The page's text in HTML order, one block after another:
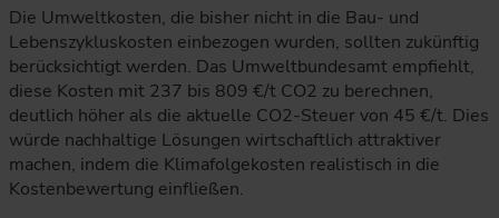
Die Umweltkosten, die bisher nicht in die Bau- und
Lebenszykluskosten einbezogen wurden, sollten zukünftig
berücksichtigt werden. Das Umweltbundesamt empfiehlt,
diese Kosten mit 237 bis 809 €/t CO2 zu berechnen,
deutlich höher als die aktuelle CO2-Steuer von 45 €/t. Dies
würde nachhaltige Lösungen wirtschaftlich attraktiver
machen, indem die Klimafolgekosten realistisch in die
Kostenbewertung einfließen.